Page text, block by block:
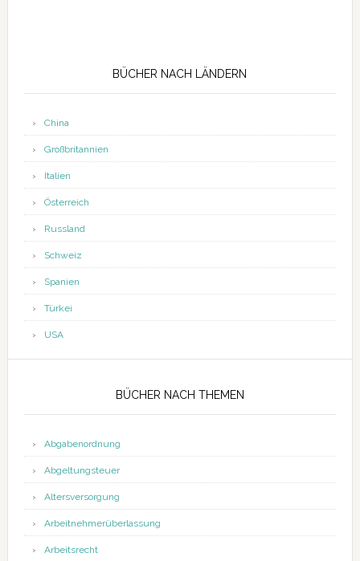
BÜCHER NACH LÄNDERN
China
Großbritannien
Italien
Österreich
Russland
Schweiz
Spanien
Türkei
USA
BÜCHER NACH THEMEN
Abgabenordnung
Abgeltungsteuer
Altersversorgung
Arbeitnehmerüberlassung
Arbeitsrecht